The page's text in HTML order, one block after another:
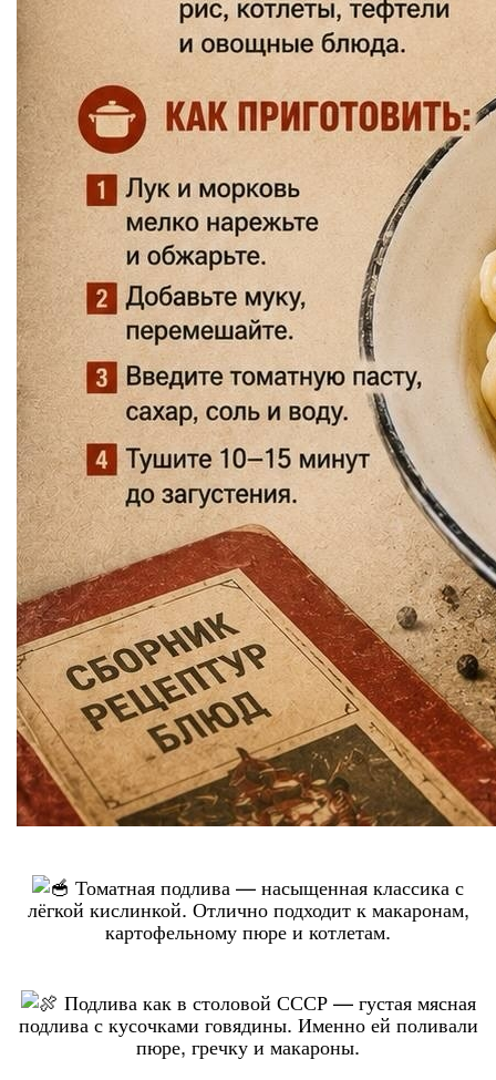
Томатная подлива — насыщенная классика с
лёгкой кислинкой. Отлично подходит к макаронам,
картофельному пюре и котлетам.
Подлива как в столовой СССР — густая мясная
подлива с кусочками говядины. Именно ей поливали
пюре, гречку и макароны.